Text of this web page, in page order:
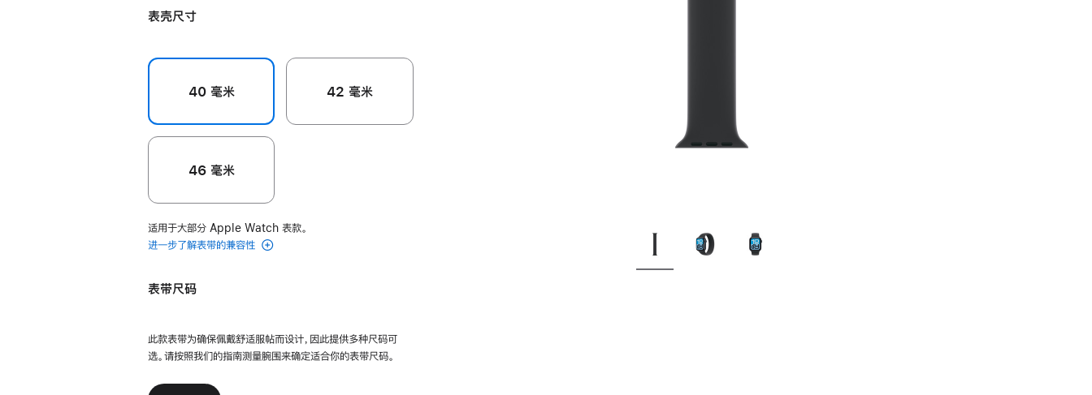
色
色
表壳尺寸
40 毫米 42 毫米
46 毫米
适用于大部分 Apple Watch 表款。
进一步了解表带的兼容性
表带尺码
此款表带为确保佩戴舒适服帖而设计，因此提供多种尺码可
选。请按照我们的指南测量腕围来确定适合你的表带尺码。